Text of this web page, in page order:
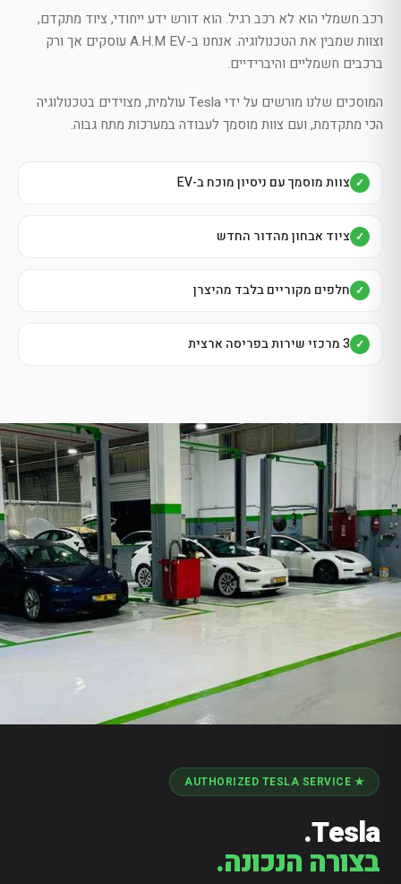
רכב חשמלי הוא לא רכב רגיל. הוא דורש ידע ייחודי, ציוד מתקדם,
וצוות שמבין את הטכנולוגיה. אנחנו ב-A.H.M EV עוסקים אך ורק
ברכבים חשמליים והיברידיים.
המוסכים שלנו מורשים על ידי Tesla עולמית, מצוידים בטכנולוגיה
הכי מתקדמת, ועם צוות מוסמך לעבודה במערכות מתח גבוה.
✓ צוות מוסמך עם ניסיון מוכח ב-EV
✓ ציוד אבחון מהדור החדש
✓ חלפים מקוריים בלבד מהיצרן
✓ 3 מרכזי שירות בפריסה ארצית
★ AUTHORIZED TESLA SERVICE
Tesla.
בצורה הנכונה.